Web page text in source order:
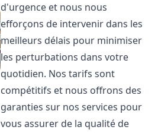
d'urgence et nous nous
efforçons de intervenir dans les
meilleurs délais pour minimiser
les perturbations dans votre
quotidien. Nos tarifs sont
compétitifs et nous offrons des
garanties sur nos services pour
vous assurer de la qualité de